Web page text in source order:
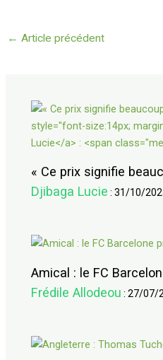
← Article précédent
« Ce prix signifie
Djibaga Lucie :31/10/
Amical : le FC
Frédile Allodeou :27/07/